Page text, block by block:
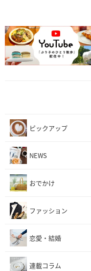
ピックアップ
NEWS
おでかけ
ファッション
恋愛・結婚
連載コラム